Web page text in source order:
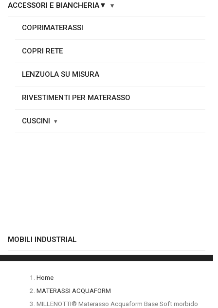
ACCESSORI E BIANCHERIA▼
COPRIMATERASSI
COPRI RETE
LENZUOLA SU MISURA
RIVESTIMENTI PER MATERASSO
CUSCINI
MOBILI INDUSTRIAL
Home
MATERASSI ACQUAFORM
MILLENOTTI® Materasso Acquaform Base Soft morbido